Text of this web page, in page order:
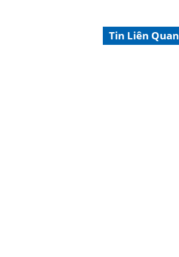
Tin Liên Quan